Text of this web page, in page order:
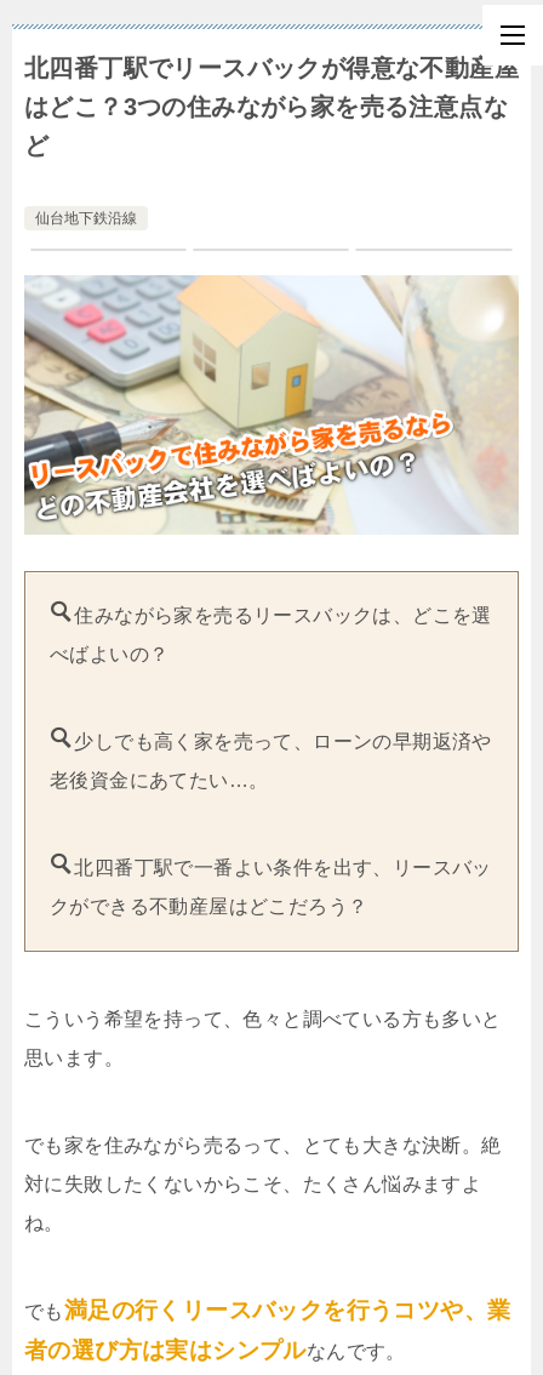
北四番丁駅でリースバックが得意な不動産屋
はどこ？3つの住みながら家を売る注意点な
ど
仙台地下鉄沿線
住みながら家を売るリースバックは、どこを選
べばよいの？
少しでも高く家を売って、ローンの早期返済や
老後資金にあてたい…。
北四番丁駅で一番よい条件を出す、リースバッ
クができる不動産屋はどこだろう？
こういう希望を持って、色々と調べている方も多いと
思います。
でも家を住みながら売るって、とても大きな決断。絶
対に失敗したくないからこそ、たくさん悩みますよ
ね。
でも満足の行くリースバックを行うコツや、業
者の選び方は実はシンプルなんです。